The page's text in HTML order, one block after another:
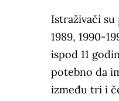
Istraživači su
1989, 1990-
ispod 11
potebno da
između tri i